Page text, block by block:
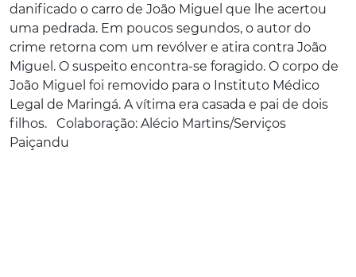
danificado o carro de João Miguel que lhe acertou
uma pedrada. Em poucos segundos, o autor do
crime retorna com um revólver e atira contra João
Miguel. O suspeito encontra-se foragido. O corpo de
João Miguel foi removido para o Instituto Médico
Legal de Maringá. A vítima era casada e pai de dois
filhos. Colaboração: Alécio Martins/Serviços
Paiçandu